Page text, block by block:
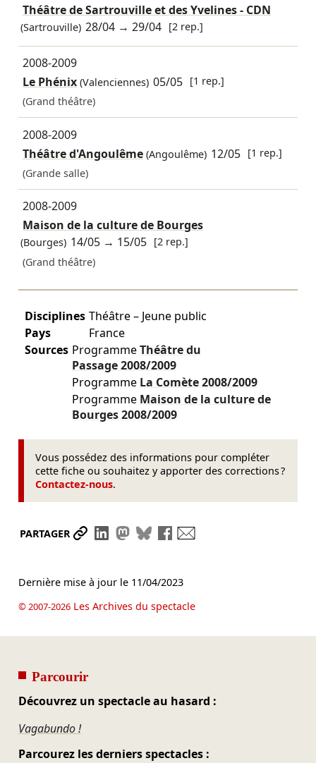
Théâtre de Sartrouville et des Yvelines - CDN
(Sartrouville) 28/04 →29/04 [2 rep.]
2008-2009
Le Phénix(Valenciennes) 05/05 [1 rep.]
(Grand théâtre)
2008-2009
Théâtre d'Angoulême(Angoulême) 12/05 [1 rep.]
(Grande salle)
2008-2009
Maison de la culture de Bourges
(Bourges) 14/05 → 15/05 [2 rep.]
(Grand théâtre)
Disciplines Théâtre – Jeune public
Pays
France
Sources ProgrammeThéâtre du
Passage2008/2009
Programme La Comète2008/2009
Programme Maison de la culture de
Bourges2008/2009
Vous possédez des informations pour compléter
cette fiche ou souhaitez y apporter des corrections ?
Contactez-nous.
PARTAGER Partager le lien
Partager sur LinkedIn
Partager sur Mastodon
Partager sur Bluesky
Partager sur Facebook
Dernière mise à jour le 11/04/2023
© 2007-2026Les Archives du spectacle
Parcourir
Découvrez un spectacle au hasard :
Vagabundo !
Parcourez les derniers spectacles :